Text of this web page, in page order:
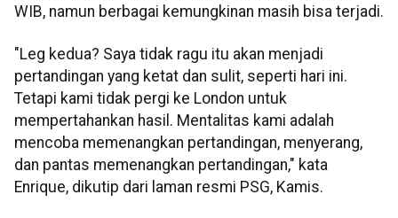
WIB, namun berbagai kemungkinan masih bisa terjadi.
"Leg kedua? Saya tidak ragu itu akan menjadi
pertandingan yang ketat dan sulit, seperti hari ini.
Tetapi kami tidak pergi ke London untuk
mempertahankan hasil. Mentalitas kami adalah
mencoba memenangkan pertandingan, menyerang,
dan pantas memenangkan pertandingan," kata
Enrique, dikutip dari laman resmi PSG, Kamis.